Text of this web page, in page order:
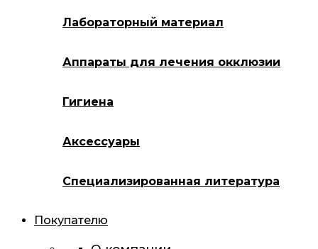
Лабораторный материал
Аппараты для лечения окклюзии
Гигиена
Аксессуары
Специализированная литература
Покупателю